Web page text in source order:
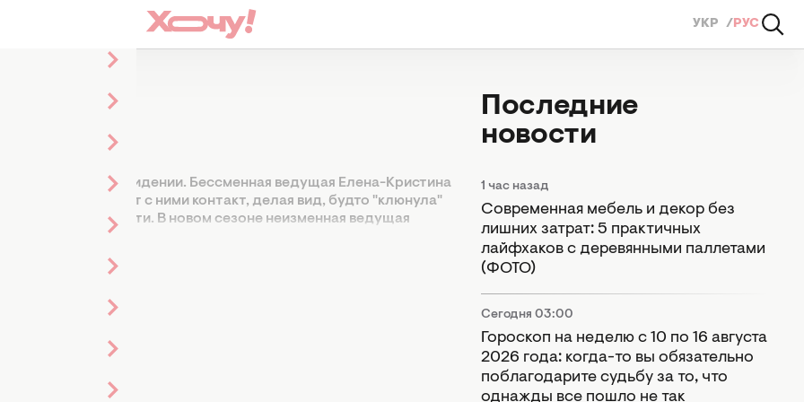
УКР РУС
украинском телевидении. Бессменная ведущая Елена-Кристина
и устанавливает с ними контакт, делая вид, будто "клюнула"
актуальности. В новом сезоне неизменная ведущая
которые действуют в Украине во время войны. Не пропустите
Последние
новости
1 час назад
Современная мебель и декор без
лишних затрат: 5 практичных
лайфхаков с деревянными паллетами
(ФОТО)
Сегодня 03:00
Гороскоп на неделю с 10 по 16 августа
2026 года: когда-то вы обязательно
поблагодарите судьбу за то, что
однажды все пошло не так